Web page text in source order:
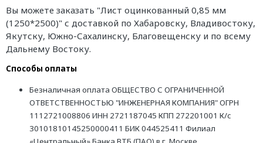
Вы можете заказать "Лист оцинкованный 0,85 мм
(1250*2500)" с доставкой по Хабаровску, Владивостоку,
Якутску, Южно-Сахалинску, Благовещенску и по всему
Дальнему Востоку.
Способы оплаты
Безналичная оплата ОБЩЕСТВО С ОГРАНИЧЕННОЙ
ОТВЕТСТВЕННОСТЬЮ "ИНЖЕНЕРНАЯ КОМПАНИЯ" ОГРН
1112721008806 ИНН 2721187045 КПП 272201001 К/с
30101810145250000411 БИК 044525411 Филиал